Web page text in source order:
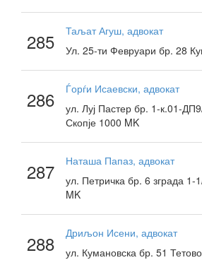
285
Таљат Агуш, адвокат
Ул. 25-ти Февруари бр. 28
286
Ѓорѓи Исаевски, адвокат
ул. Луј Пастер бр. 1-к.01-
Скопје 1000 MK
287
Наташа Папаз, адвокат
ул. Петричка бр. 6 зграда 1-
MK
288
Дриљон Исени, адвокат
ул. Кумановска бр. 51